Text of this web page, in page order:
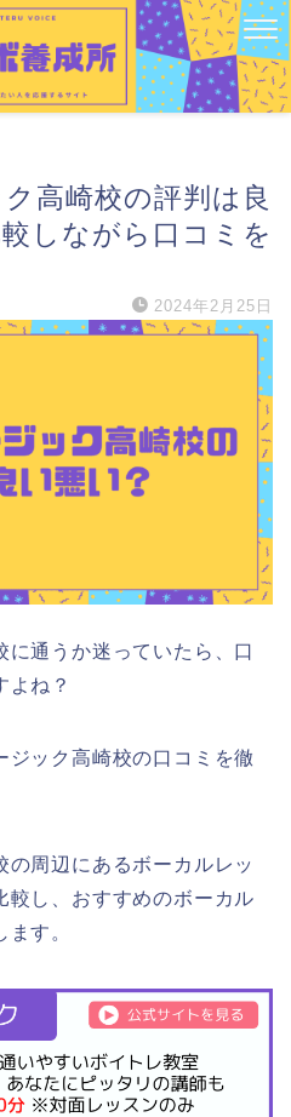
高崎校の評判は良
しながら口コミを
2024年2月25日
通うか迷っていたら、口
よね？
ジック高崎校の口コミを徹
の周辺にあるボーカルレッ
較し、おすすめのボーカル
す。